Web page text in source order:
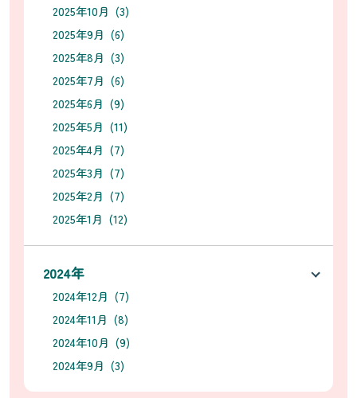
2025年10月 (3)
2025年9月 (6)
2025年8月 (3)
2025年7月 (6)
2025年6月 (9)
2025年5月 (11)
2025年4月 (7)
2025年3月 (7)
2025年2月 (7)
2025年1月 (12)
2024年
2024年12月 (7)
2024年11月 (8)
2024年10月 (9)
2024年9月 (3)